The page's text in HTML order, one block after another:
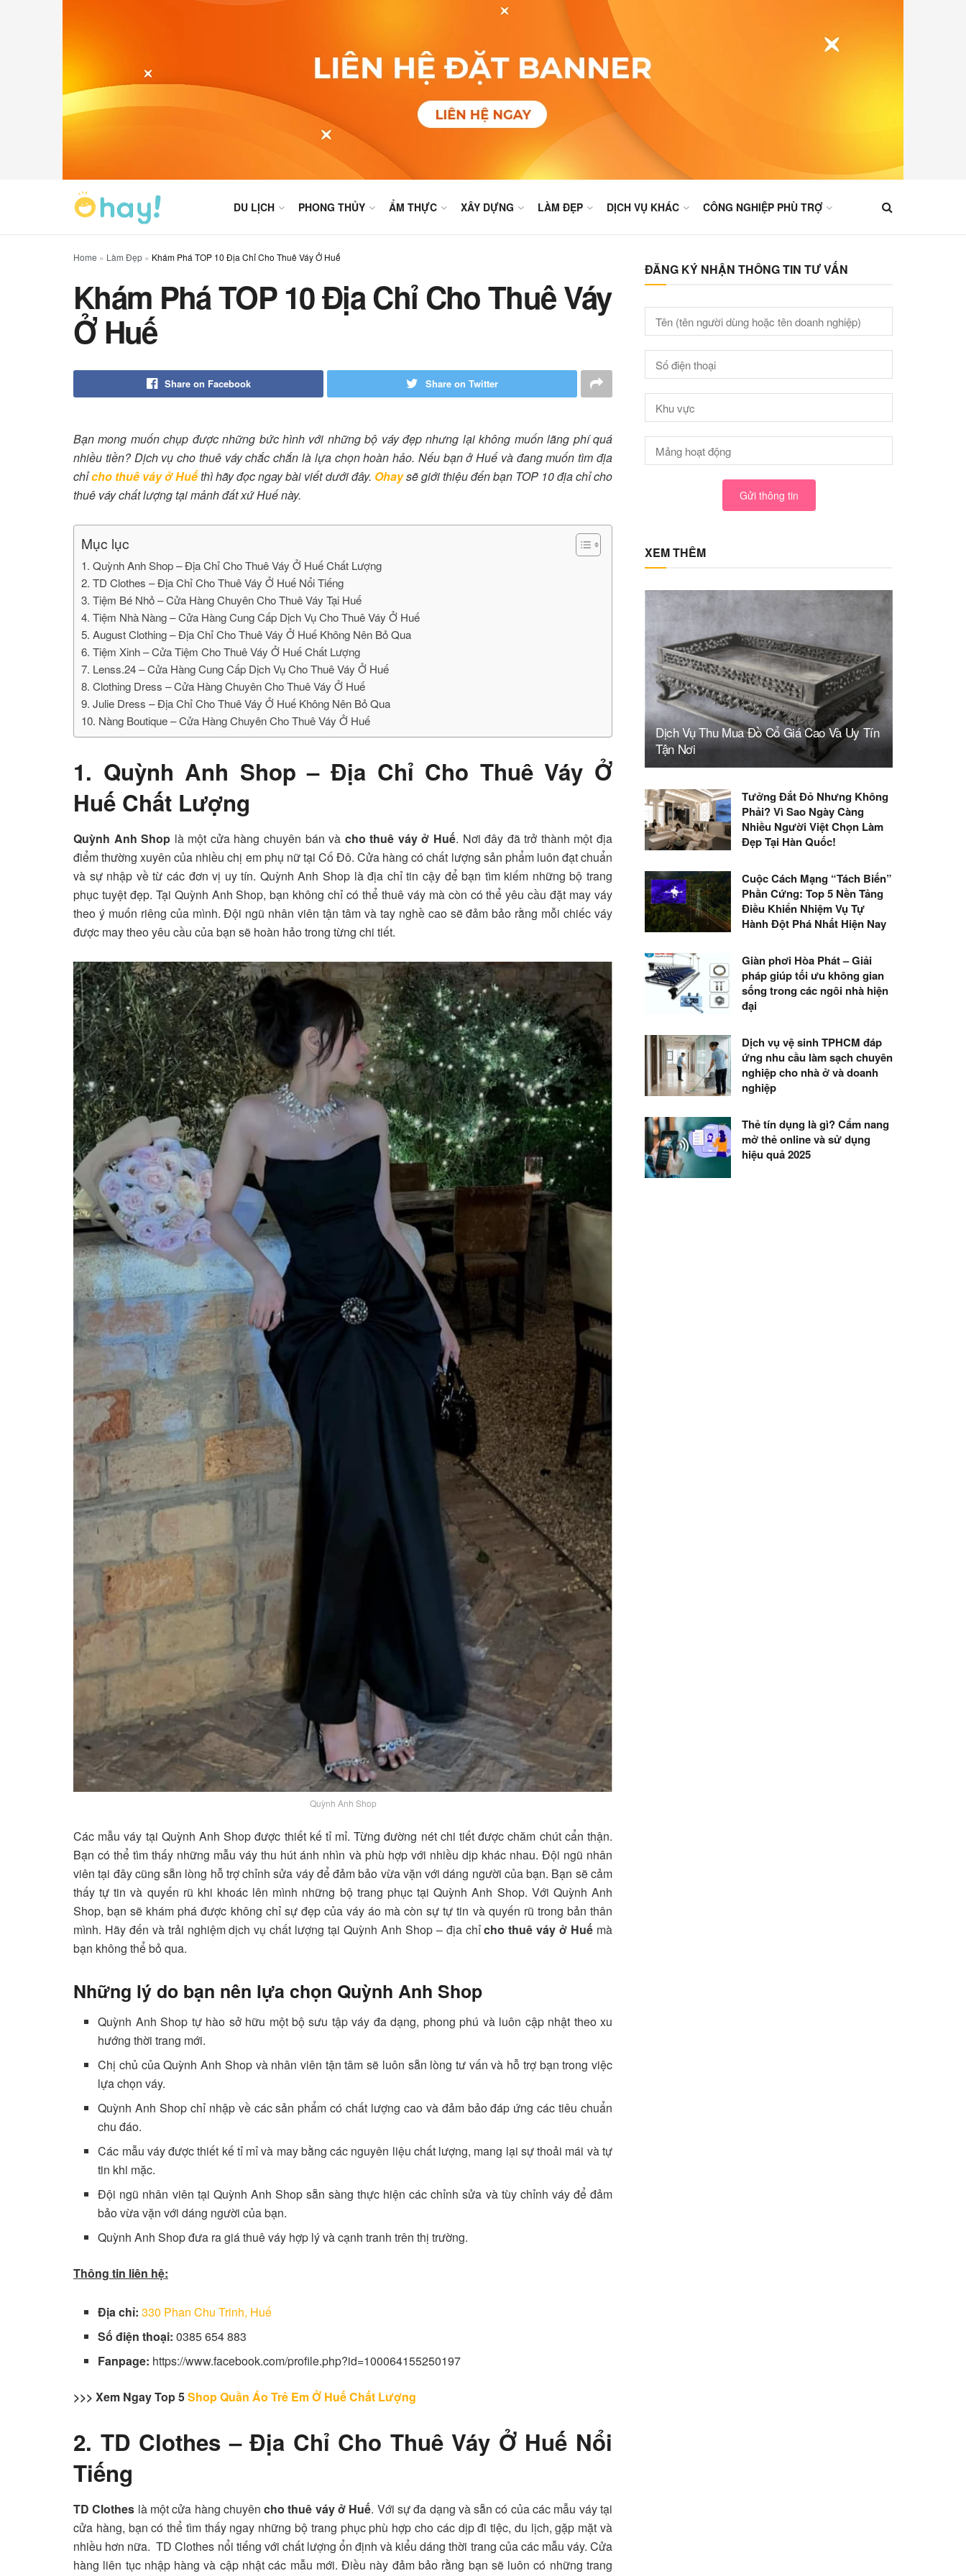
DU LỊCH PHONG THỦY ẨM THỰC XÂY DỰNG LÀM ĐẸP DỊCH VỤ KHÁC CÔNG NGHIỆP PHÙ TRỢ
Home » Làm Đẹp » Khám Phá TOP 10 Địa Chỉ Cho Thuê Váy Ở Huế
Khám Phá TOP 10 Địa Chỉ Cho Thuê Váy
Ở Huế
Share on Facebook Share on Twitter
Bạn mong muốn chụp được những bức hình với những bộ váy đẹp nhưng lại không muốn lãng phí quá
nhiều tiền? Dịch vụ cho thuê váy chắc chắn là lựa chọn hoàn hảo. Nếu bạn ở Huế và đang muốn tìm địa
chỉcho thuê váy ở Huếthì hãy đọc ngay bài viết dưới đây. Ohaysẽ giới thiệu đến bạn TOP 10 địa chỉ cho
thuê váy chất lượng tại mảnh đất xứ Huế này.
Mục lục
1. Quỳnh Anh Shop – Địa Chỉ Cho Thuê Váy Ở Huế Chất Lượng
2. TD Clothes – Địa Chỉ Cho Thuê Váy Ở Huế Nổi Tiếng
3. Tiệm Bé Nhỏ – Cửa Hàng Chuyên Cho Thuê Váy Tại Huế
4. Tiệm Nhà Nàng – Cửa Hàng Cung Cấp Dịch Vụ Cho Thuê Váy Ở Huế
5. August Clothing – Địa Chỉ Cho Thuê Váy Ở Huế Không Nên Bỏ Qua
6. Tiệm Xinh – Cửa Tiệm Cho Thuê Váy Ở Huế Chất Lượng
7. Lenss.24 – Cửa Hàng Cung Cấp Dịch Vụ Cho Thuê Váy Ở Huế
8. Clothing Dress – Cửa Hàng Chuyên Cho Thuê Váy Ở Huế
9. Julie Dress – Địa Chỉ Cho Thuê Váy Ở Huế Không Nên Bỏ Qua
10. Nàng Boutique – Cửa Hàng Chuyên Cho Thuê Váy Ở Huế
1. Quỳnh Anh Shop – Địa Chỉ Cho Thuê Váy Ở
Huế Chất Lượng
Quỳnh Anh Shop là một cửa hàng chuyên bán và cho thuê váy ở Huế. Nơi đây đã trở thành một địa
điểm thường xuyên của nhiều chị em phụ nữ tại Cố Đô. Cửa hàng có chất lượng sản phẩm luôn đạt chuẩn
và sự nhập về từ các đơn vị uy tín. Quỳnh Anh Shop là địa chỉ tin cậy để bạn tìm kiếm những bộ trang
phục tuyệt đẹp. Tại Quỳnh Anh Shop, bạn không chỉ có thể thuê váy mà còn có thể yêu cầu đặt may váy
theo ý muốn riêng của mình. Đội ngũ nhân viên tận tâm và tay nghề cao sẽ đảm bảo rằng mỗi chiếc váy
được may theo yêu cầu của bạn sẽ hoàn hảo trong từng chi tiết.
Quỳnh Anh Shop
Các mẫu váy tại Quỳnh Anh Shop được thiết kế tỉ mỉ. Từng đường nét chi tiết được chăm chút cẩn thận.
Bạn có thể tìm thấy những mẫu váy thu hút ánh nhìn và phù hợp với nhiều dịp khác nhau. Đội ngũ nhân
viên tại đây cũng sẵn lòng hỗ trợ chỉnh sửa váy để đảm bảo vừa vặn với dáng người của bạn. Bạn sẽ cảm
thấy tự tin và quyến rũ khi khoác lên mình những bộ trang phục tại Quỳnh Anh Shop. Với Quỳnh Anh
Shop, bạn sẽ khám phá được không chỉ sự đẹp của váy áo mà còn sự tự tin và quyến rũ trong bản thân
mình. Hãy đến và trải nghiệm dịch vụ chất lượng tại Quỳnh Anh Shop – địa chỉcho thuê váy ở Huế mà
bạn không thể bỏ qua.
Những lý do bạn nên lựa chọn Quỳnh Anh Shop
Quỳnh Anh Shop tự hào sở hữu một bộ sưu tập váy đa dạng, phong phú và luôn cập nhật theo xu
hướng thời trang mới.
Chị chủ của Quỳnh Anh Shop và nhân viên tận tâm sẽ luôn sẵn lòng tư vấn và hỗ trợ bạn trong việc
lựa chọn váy.
Quỳnh Anh Shop chỉ nhập về các sản phẩm có chất lượng cao và đảm bảo đáp ứng các tiêu chuẩn
chu đáo.
Các mẫu váy được thiết kế tỉ mỉ và may bằng các nguyên liệu chất lượng, mang lại sự thoải mái và tự
tin khi mặc.
Đội ngũ nhân viên tại Quỳnh Anh Shop sẵn sàng thực hiện các chỉnh sửa và tùy chỉnh váy để đảm
bảo vừa vặn với dáng người của bạn.
Quỳnh Anh Shop đưa ra giá thuê váy hợp lý và cạnh tranh trên thị trường.
Thông tin liên hệ:
Địa chỉ:330 Phan Chu Trinh, Huế
Số điện thoại:0385 654 883
Fanpage: https://www.facebook.com/profile.php?id=100064155250197
>>> Xem Ngay Top 5Shop Quần Áo Trẻ Em Ở Huế Chất Lượng
2. TD Clothes – Địa Chỉ Cho Thuê Váy Ở Huế Nổi
Tiếng
TD Clothes là một cửa hàng chuyêncho thuê váy ở Huế. Với sự đa dạng và sẵn có của các mẫu váy tại
cửa hàng, bạn có thể tìm thấy ngay những bộ trang phục phù hợp cho các dịp đi tiệc, du lịch, gặp mặt và
nhiều hơn nữa. TD Clothes nổi tiếng với chất lượng ổn định và kiểu dáng thời trang của các mẫu váy. Cửa
hàng liên tục nhập hàng và cập nhật các mẫu mới. Điều này đảm bảo rằng bạn sẽ luôn có những trang
ĐĂNG KÝ NHẬN THÔNG TIN TƯ VẤN
Gửi thông tin
XEM THÊM
Dịch Vụ Thu Mua Đồ Cổ Giá Cao Và Uy Tín
Tận Nơi
Tưởng Đắt Đỏ Nhưng Không
Phải? Vì Sao Ngày Càng
Nhiều Người Việt Chọn Làm
Đẹp Tại Hàn Quốc!
Cuộc Cách Mạng “Tách Biến”
Phần Cứng: Top 5 Nền Tảng
Điều Khiển Nhiệm Vụ Tự
Hành Đột Phá Nhất Hiện Nay
Giàn phơi Hòa Phát – Giải
pháp giúp tối ưu không gian
sống trong các ngôi nhà hiện
đại
Dịch vụ vệ sinh TPHCM đáp
ứng nhu cầu làm sạch chuyên
nghiệp cho nhà ở và doanh
nghiệp
Thẻ tín dụng là gì? Cẩm nang
mở thẻ online và sử dụng
hiệu quả 2025